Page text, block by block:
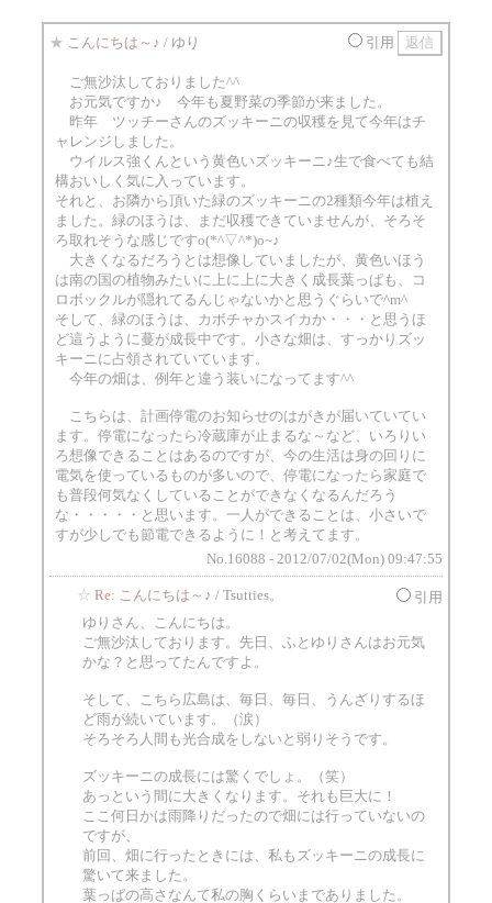
★ こんにちは～♪ / ゆり 引用
ご無沙汰しておりました^^
お元気ですか♪ 今年も夏野菜の季節が来ました。
昨年 ツッチーさんのズッキーニの収穫を見て今年はチ
ャレンジしました。
ウイルス強くんという黄色いズッキーニ♪生で食べても結
構おいしく気に入っています。
それと、お隣から頂いた緑のズッキーニの2種類今年は植え
ました。緑のほうは、まだ収穫できていませんが、そろそ
ろ取れそうな感じですo(*^▽^*)o~♪
大きくなるだろうとは想像していましたが、黄色いほう
は南の国の植物みたいに上に上に大きく成長葉っぱも、コ
ロボックルが隠れてるんじゃないかと思うぐらいで^m^
そして、緑のほうは、カボチャかスイカか・・・と思うほ
ど這うように蔓が成長中です。小さな畑は、すっかりズッ
キーニに占領されていています。
今年の畑は、例年と違う装いになってます^^
こちらは、計画停電のお知らせのはがきが届いていてい
ます。停電になったら冷蔵庫が止まるな～など、いろりい
ろ想像できることはあるのですが、今の生活は身の回りに
電気を使っているものが多いので、停電になったら家庭で
も普段何気なくしていることができなくなるんだろう
な・・・・・と思います。一人ができることは、小さいで
すが少しでも節電できるように！と考えてます。
No.16088 - 2012/07/02(Mon) 09:47:55
☆ Re: こんにちは～♪ / Tsutties。
引用
ゆりさん、こんにちは。
ご無沙汰しております。先日、ふとゆりさんはお元気
かな？と思ってたんですよ。
そして、こちら広島は、毎日、毎日、うんざりするほ
ど雨が続いています。（涙）
そろそろ人間も光合成をしないと弱りそうです。
ズッキーニの成長には驚くでしょ。（笑）
あっという間に大きくなります。それも巨大に！
ここ何日かは雨降りだったので畑には行っていないの
ですが、
前回、畑に行ったときには、私もズッキーニの成長に
驚いて来ました。
葉っぱの高さなんて私の胸くらいまでありました。